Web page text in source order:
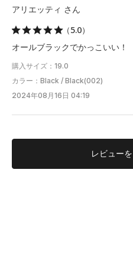
アリエッティ さん
（5.0）
オールブラックでかっこいい！
購入サイズ：19.0
カラー：Black / Black(002)
2024年08月16日 04:19
レビューを